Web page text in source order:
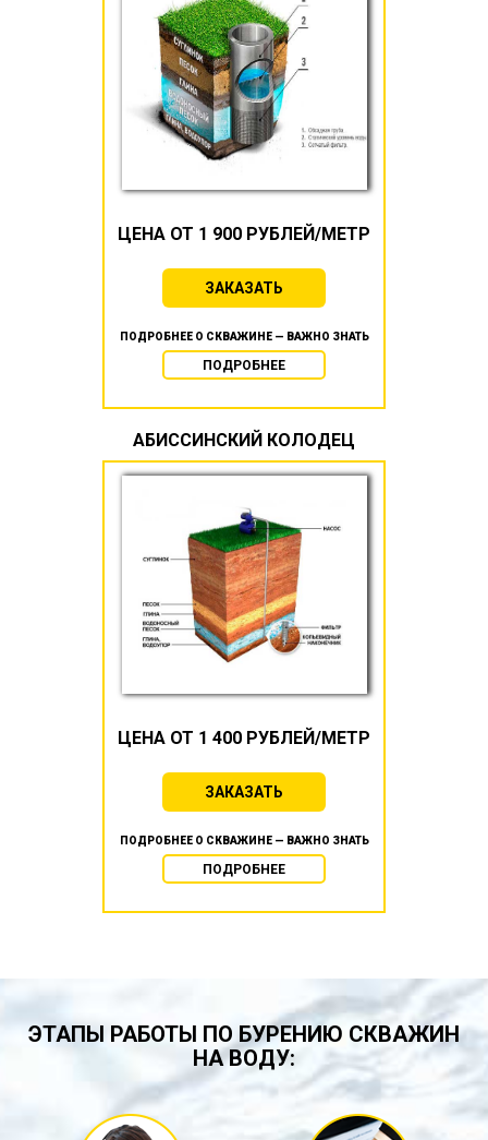
ЦЕНА ОТ 1 900 РУБЛЕЙ/МЕТР
ЗАКАЗАТЬ
ПОДРОБНЕЕ О СКВАЖИНЕ — ВАЖНО ЗНАТЬ
ПОДРОБНЕЕ
АБИССИНСКИЙ КОЛОДЕЦ
ЦЕНА ОТ 1 400 РУБЛЕЙ/МЕТР
ЗАКАЗАТЬ
ПОДРОБНЕЕ О СКВАЖИНЕ — ВАЖНО ЗНАТЬ
ПОДРОБНЕЕ
ЭТАПЫ РАБОТЫ ПО БУРЕНИЮ СКВАЖИН
НА ВОДУ: